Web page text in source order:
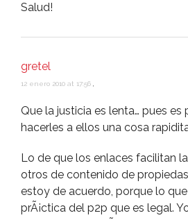
Salud!
gretel
12 enero 2010 at 17:56
Que la justicia es lenta… pues es
hacerles a ellos una cosa
Lo de que los enlaces facilitan
otros de contenido de
estoy de acuerdo, porque lo
prÃ¡ctica del p2p que es legal.